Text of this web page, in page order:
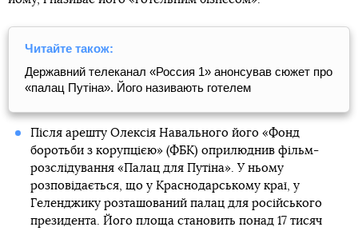
Читайте також:
Державний телеканал «Россия 1» анонсував сюжет про
«палац Путіна». Його називають готелем
Після арешту Олексія Навального його «Фонд
боротьби з корупцією» (ФБК) оприлюднив фільм-
розслідування «Палац для Путіна». У ньому
розповідається, що у Краснодарському краї, у
Геленджику розташований палац для російського
президента. Його площа становить понад 17 тисяч